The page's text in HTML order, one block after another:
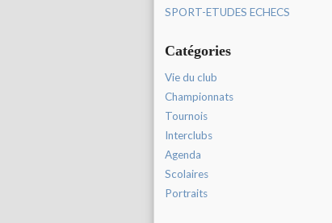
SPORT-ETUDES ECHECS
Catégories
Vie du club
Championnats
Tournois
Interclubs
Agenda
Scolaires
Portraits